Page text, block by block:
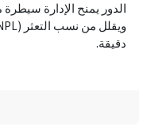
الدور يمنح الإدارة
دقيقة.